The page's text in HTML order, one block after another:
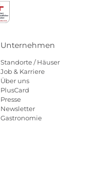
Unternehmen
Standorte / Häuser
Job & Karriere
Über uns
PlusCard
Presse
Newsletter
Gastronomie